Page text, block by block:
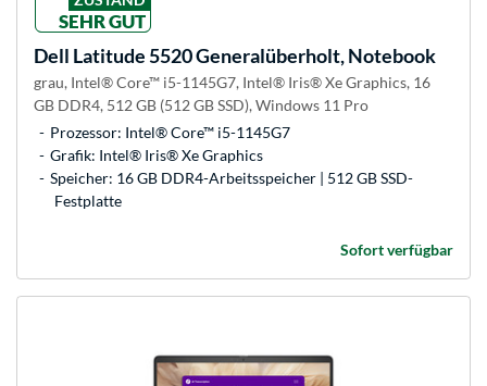
SEHR GUT
Dell Latitude 5520 Generalüberholt, Notebook
grau, Intel® Core™ i5-1145G7, Intel® Iris® Xe Graphics, 16
GB DDR4, 512 GB (512 GB SSD), Windows 11 Pro
Prozessor: Intel® Core™ i5-1145G7
Grafik: Intel® Iris® Xe Graphics
Speicher: 16 GB DDR4-Arbeitsspeicher | 512 GB SSD-
Festplatte
Sofort verfügbar